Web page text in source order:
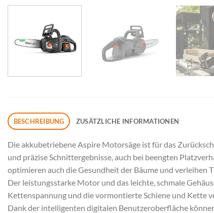
BESCHREIBUNG ZUSÄTZLICHE INFORMATIONEN
Die akkubetriebene Aspire Motorsäge ist für das
und präzise Schnittergebnisse, auch bei beengten
optimieren auch die Gesundheit der Bäume und verleihen
Der leistungsstarke Motor und das leichte, schmale
Kettenspannung und die vormontierte Schiene und Kette
Dank der intelligenten digitalen Benutzeroberfläche